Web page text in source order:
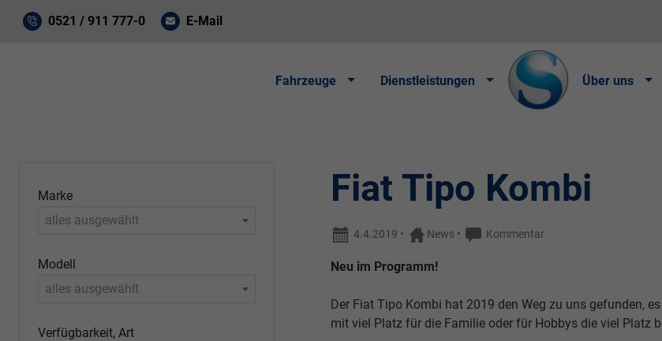
0521 / 911 777-0 E-Mail
Fahrzeuge Über uns
Dienstleistungen
Fiat Tipo Kombi
4.4.2019 • News • Kommentar
Neu im Programm!
Der Fiat Tipo Kombi hat 2019 den Weg zu uns gefunden,
mit viel Platz für die Familie oder für Hobbys die viel Platz
Marke
alles ausgewählt
Modell
alles ausgewählt
Verfügbarkeit, Art